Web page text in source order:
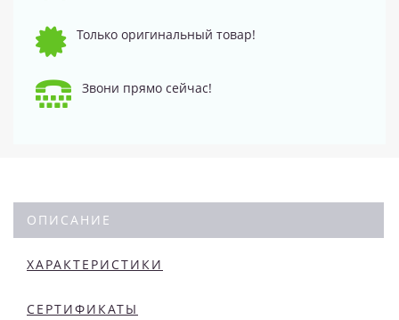
Только оригинальный товар!
Звони прямо сейчас!
ОПИСАНИЕ
ХАРАКТЕРИСТИКИ
СЕРТИФИКАТЫ